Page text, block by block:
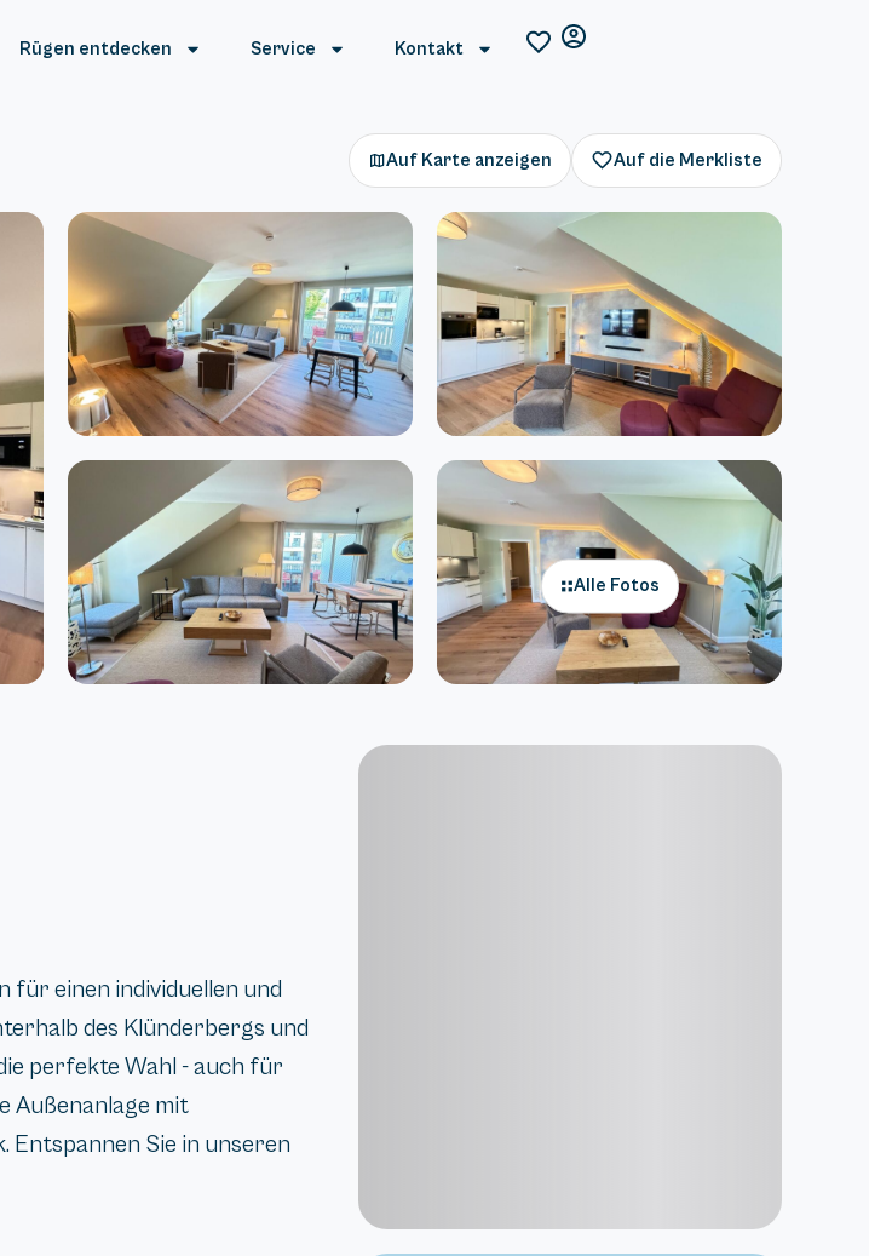
Rügen entdecken Service Kontakt
Auf Karte anzeigen Auf die Merkliste
Alle Fotos
für einen individuellen und
des Klünderbergs und
perfekte Wahl - auch für
Außenanlage mit
Entspannen Sie in unseren